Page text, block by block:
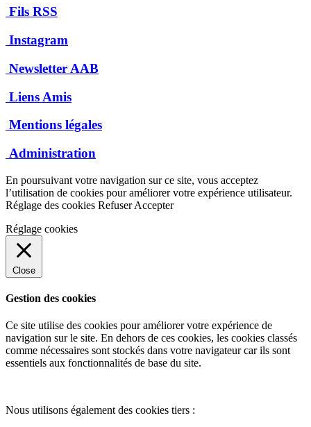
Fils RSS
Instagram
Newsletter AAB
Liens Amis
Mentions légales
Administration
En poursuivant votre navigation sur ce site, vous acceptez
l’utilisation de cookies pour améliorer votre expérience utilisateur.
Réglage des cookies Refuser Accepter
Réglage cookies
Close
Gestion des cookies
Ce site utilise des cookies pour améliorer votre expérience de
navigation sur le site. En dehors de ces cookies, les cookies classés
comme nécessaires sont stockés dans votre navigateur car ils sont
essentiels aux fonctionnalités de base du site.
Nous utilisons également des cookies tiers :